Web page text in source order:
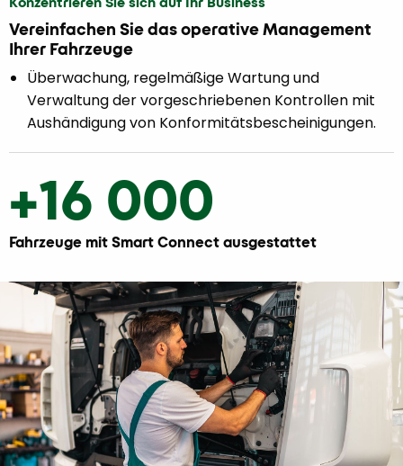
Vereinfachen Sie das operative Management
Ihrer Fahrzeuge
Überwachung, regelmäßige Wartung und
Verwaltung der vorgeschriebenen Kontrollen mit
Aushändigung von Konformitätsbescheinigungen.
+16 000
Fahrzeuge mit Smart Connect ausgestattet